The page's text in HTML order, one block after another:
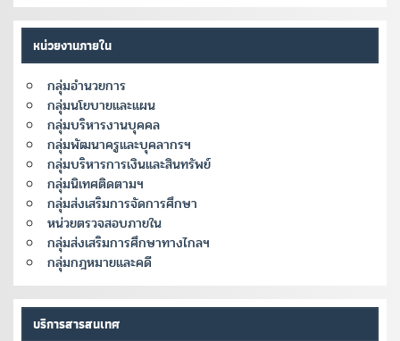
หน่วยงานภายใน
กลุ่มอำนวยการ
กลุ่มนโยบายและแผน
กลุ่มบริหารงานบุคคล
กลุ่มพัฒนาครูและบุคลากรฯ
กลุ่มบริหารการเงินและสินทรัพย์
กลุ่มนิเทศติดตามฯ
กลุ่มส่งเสริมการจัดการศึกษา
หน่วยตรวจสอบภายใน
กลุ่มส่งเสริมการศึกษาทางไกลฯ
กลุ่มกฎหมายและคดี
บริการสารสนเทศ